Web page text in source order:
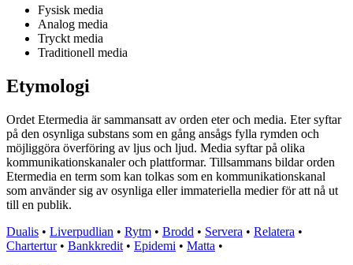
Fysisk media
Analog media
Tryckt media
Traditionell media
Etymologi
Ordet Etermedia är sammansatt av orden eter och media. Eter syftar
på den osynliga substans som en gång ansågs fylla rymden och
möjliggöra överföring av ljus och ljud. Media syftar på olika
kommunikationskanaler och plattformar. Tillsammans bildar orden
Etermedia en term som kan tolkas som en kommunikationskanal
som använder sig av osynliga eller immateriella medier för att nå ut
till en publik.
Dualis • Liverpudlian • Rytm • Brodd • Servera • Relatera •
Chartertur• Bankkredit • Epidemi • Matta •